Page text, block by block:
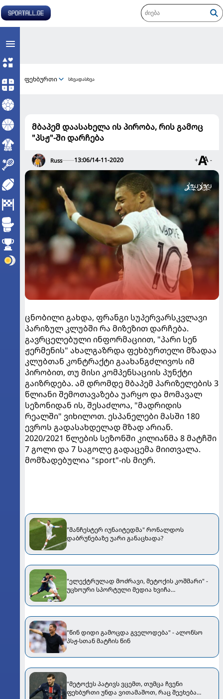
ფეხბურთი სხვადასხვა
მბაპემ დაასახელა ის პირობა, რის გამოც
"პსჟ"-ში დარჩება
Russ 13:06/14-11-2020 + -
ცნობილი გახდა, ფრანგი სუპერვარსკვლავი
პარიზულ კლუბში რა მიზეზით დარჩება.
გავრცელებული ინფორმაციით, "პარი სენ
ჟერმენის" ახალგაზრდა ფეხბურთელი მზადაა
კლუბთან კონტრაქტი გაახანგძლივოს იმ
პირობით, თუ მისი კომპენსაციის პუნქტი
გაიზრდება. ამ დრომდე მბაპემ პარიზელების 3
წლიანი შემოთავაზება უარყო და მომავალ
სეზონიდან ის, შესაძლოა, "მადრიდის
რეალში" ვიხილოთ. ესპანელები მასში 180
ევროს გადასახდელად მზად არიან.
2020/2021 წლების სეზონში კილიანმა 8 მატჩში
7 გოლი და 7 საგოლე გადაცემა მიითვალა.
მომზადებულია "sport"-ის მიერ.
"მანჩესტერ იუნაიტედმა" რონალდოს
დაბრუნებაზე უარი განაცხადა?
"ელექტრულად მოძრავი, მეტოქის კოშმარი" -
უცხოური სპორტული მედია ხვიჩა
"წინ დიდი გამოცდა გველოდება" - ალონსო
პსჟ-სთან მატჩის წინ
"მეტოქეს პატივს ვცემთ, თუმცა ჩვენი
ფეხბურთი უნდა ვითამაშოთ, რაც შეეხება